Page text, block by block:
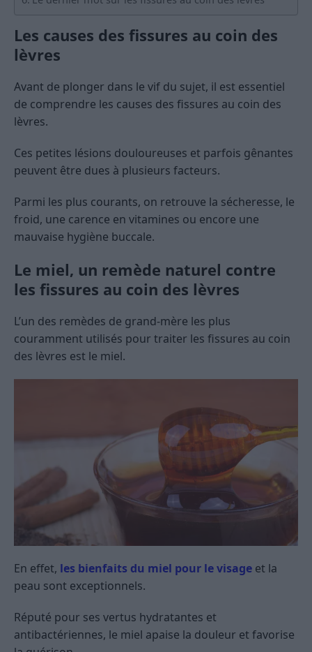
Les causes des fissures au coin des
lèvres
Avant de plonger dans le vif du sujet, il est essentiel
de comprendre les causes des fissures au coin des
lèvres.
Ces petites lésions douloureuses et parfois gênantes
peuvent être dues à plusieurs facteurs.
Parmi les plus courants, on retrouve la sécheresse, le
froid, une carence en vitamines ou encore une
mauvaise hygiène buccale.
Le miel, un remède naturel contre
les fissures au coin des lèvres
L’un des remèdes de grand-mère les plus
couramment utilisés pour traiter les fissures au coin
des lèvres est le miel.
En effet, les bienfaits du miel pour le visage et la
peau sont exceptionnels.
Réputé pour ses vertus hydratantes et
antibactériennes, le miel apaise la douleur et favorise